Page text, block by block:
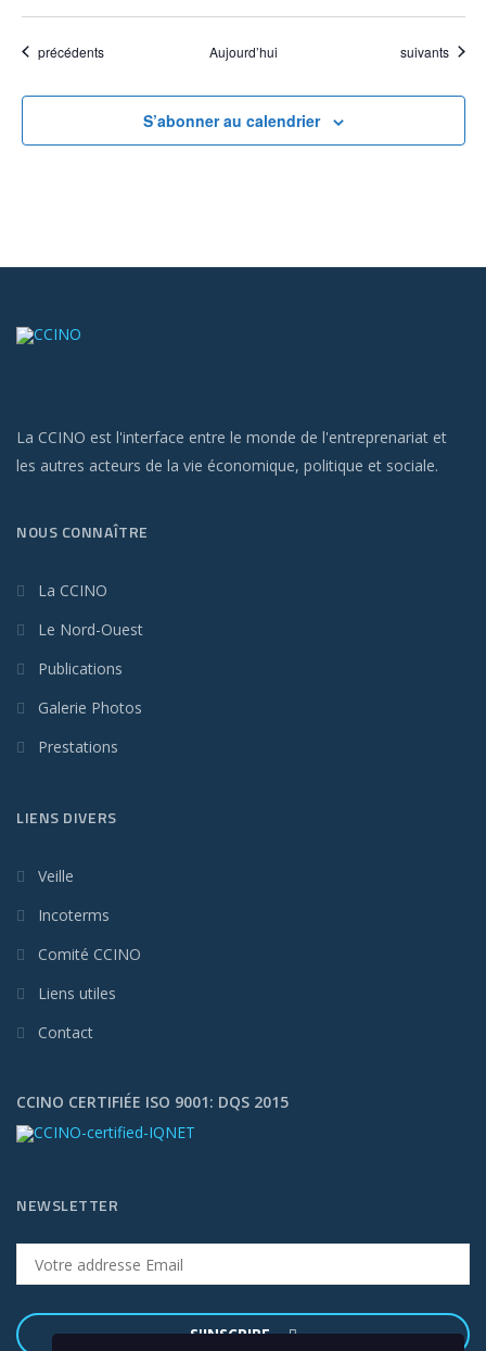
Évènements
précédents Aujourd’hui Évènements
suivants
S’abonner au calendrier
La CCINO est l'interface entre le monde de l'entreprenariat et
les autres acteurs de la vie économique, politique et sociale.
NOUS CONNAÎTRE
La CCINO
Le Nord-Ouest
Publications
Galerie Photos
Prestations
LIENS DIVERS
Veille
Incoterms
Comité CCINO
Liens utiles
Contact
CCINO CERTIFIÉE ISO 9001: DQS 2015
NEWSLETTER
S'INSCRIRE